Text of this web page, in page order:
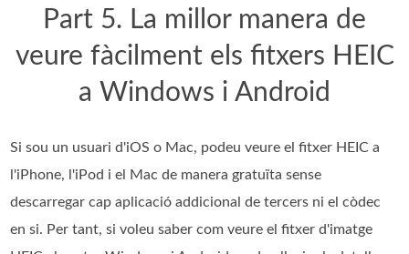
Part 5. La millor manera de
veure fàcilment els fitxers HEIC
a Windows i Android
Si sou un usuari d'iOS o Mac, podeu veure el fitxer HEIC a
l'iPhone, l'iPod i el Mac de manera gratuïta sense
descarregar cap aplicació addicional de tercers ni el còdec
en si. Per tant, si voleu saber com veure el fitxer d'imatge